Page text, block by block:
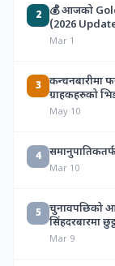
2
💰 आजको
(2026
Mar 1
3
कन्चनबारीमा
ग्राहकहरुको
May 10
4
Mar 10
5
चुनावपछिको
सिंहदरबारमा
Mar 9